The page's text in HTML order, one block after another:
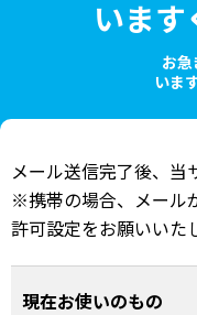
います
お急
いま
メール送信完了後、当
※携帯の場合、メール
許可設定をお願いいた
現在お使いのもの